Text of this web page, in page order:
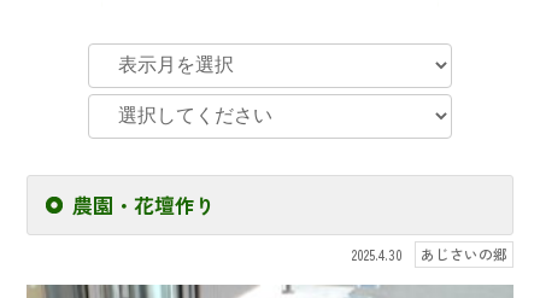
農園・花壇作り
2025.4.30 あじさいの郷